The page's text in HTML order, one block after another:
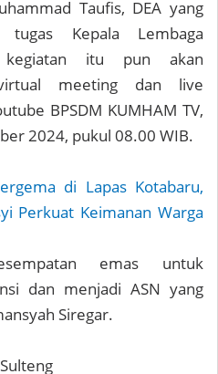
Taufis, DEA yang
tugas Kepala Lembaga
kegiatan itu pun akan
meeting dan live
BPSDM KUMHAM TV,
2024, pukul 08.00 WIB.
di Lapas Kotabaru,
Perkuat Keimanan Warga
emas untuk
dan menjadi ASN yang
Siregar.